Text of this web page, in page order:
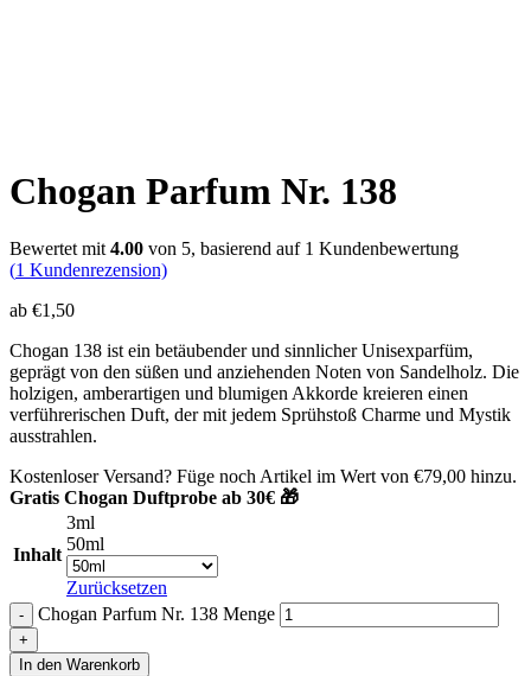
Chogan Parfum Nr. 138
Bewertet mit 4.00 von 5, basierend auf 1 Kundenbewertung
(1 Kundenrezension)
ab €1,50
Chogan 138 ist ein betäubender und sinnlicher Unisexparfüm,
geprägt von den süßen und anziehenden Noten von Sandelholz. Die
holzigen, amberartigen und blumigen Akkorde kreieren einen
verführerischen Duft, der mit jedem Sprühstoß Charme und Mystik
ausstrahlen.
Kostenloser Versand? Füge noch Artikel im Wert von €79,00 hinzu.
Gratis Chogan Duftprobe ab 30€ 🎁
Inhalt
3ml
50ml
Zurücksetzen
Chogan Parfum Nr. 138 Menge
In den Warenkorb